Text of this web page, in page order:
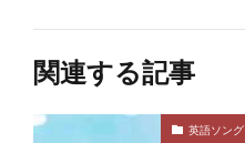
関連する記事
英語ソング